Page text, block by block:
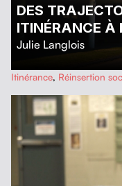
DES
ITINÉRANCE À
Julie Langlois
…
Itinérance, Réinsertion